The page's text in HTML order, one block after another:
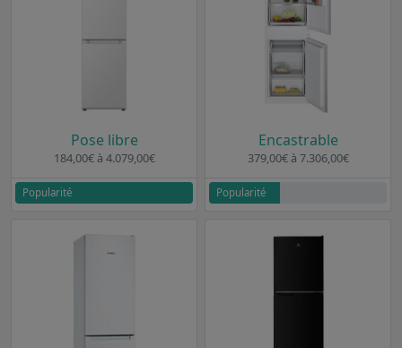
Pose libre
184,00€ à 4.079,00€
Popularité
Encastrable
379,00€ à 7.306,00€
Popularité